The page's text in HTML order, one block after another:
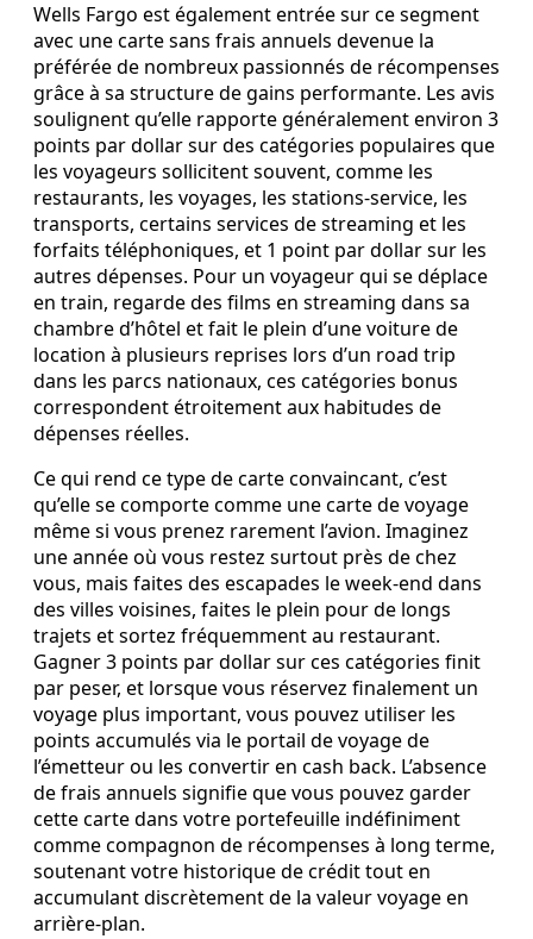
Wells Fargo est également entrée sur ce segment
avec une carte sans frais annuels devenue la
préférée de nombreux passionnés de récompenses
grâce à sa structure de gains performante. Les avis
soulignent qu’elle rapporte généralement environ 3
points par dollar sur des catégories populaires que
les voyageurs sollicitent souvent, comme les
restaurants, les voyages, les stations‑service, les
transports, certains services de streaming et les
forfaits téléphoniques, et 1 point par dollar sur les
autres dépenses. Pour un voyageur qui se déplace
en train, regarde des films en streaming dans sa
chambre d’hôtel et fait le plein d’une voiture de
location à plusieurs reprises lors d’un road trip
dans les parcs nationaux, ces catégories bonus
correspondent étroitement aux habitudes de
dépenses réelles.
Ce qui rend ce type de carte convaincant, c’est
qu’elle se comporte comme une carte de voyage
même si vous prenez rarement l’avion. Imaginez
une année où vous restez surtout près de chez
vous, mais faites des escapades le week‑end dans
des villes voisines, faites le plein pour de longs
trajets et sortez fréquemment au restaurant.
Gagner 3 points par dollar sur ces catégories finit
par peser, et lorsque vous réservez finalement un
voyage plus important, vous pouvez utiliser les
points accumulés via le portail de voyage de
l’émetteur ou les convertir en cash back. L’absence
de frais annuels signifie que vous pouvez garder
cette carte dans votre portefeuille indéfiniment
comme compagnon de récompenses à long terme,
soutenant votre historique de crédit tout en
accumulant discrètement de la valeur voyage en
arrière‑plan.